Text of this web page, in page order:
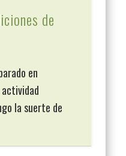
de
en
la suerte de